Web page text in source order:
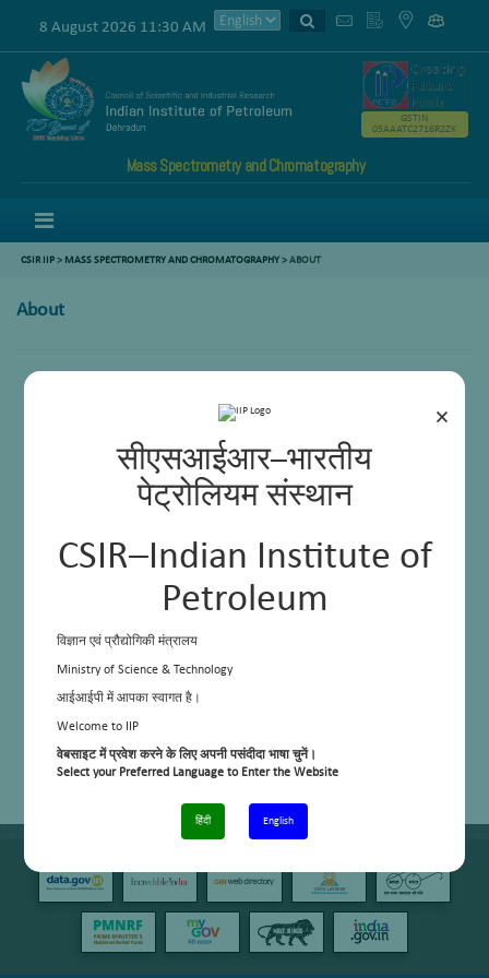
×
सीएसआईआर–भारतीय
पेट्रोलियम संस्थान
CSIR–Indian Institute of
Petroleum
विज्ञान एवं प्रौद्योगिकी मंत्रालय
Ministry of Science & Technology
आईआईपी में आपका स्वागत है।
Welcome to IIP
वेबसाइट में प्रवेश करने के लिए अपनी पसंदीदा भाषा चुनें।
Select your Preferred Language to Enter the Website
हिंदी English
8 August 2026 11:30 AM
Mass Spectrometry and Chromatography
GSTIN
05AAATC2716R2ZK
CSIR IIP> MASS SPECTROMETRY AND CHROMATOGRAPHY>ABOUT
About